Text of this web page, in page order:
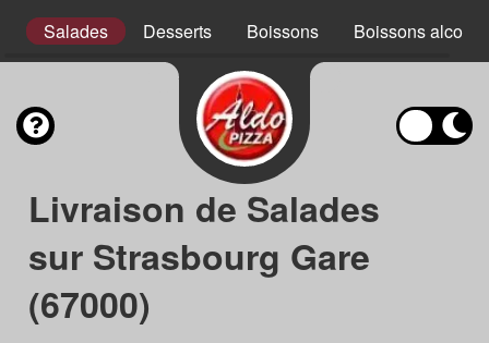
Salades Desserts Boissons Boissons
Livraison de Salades
sur Strasbourg Gare
(67000)